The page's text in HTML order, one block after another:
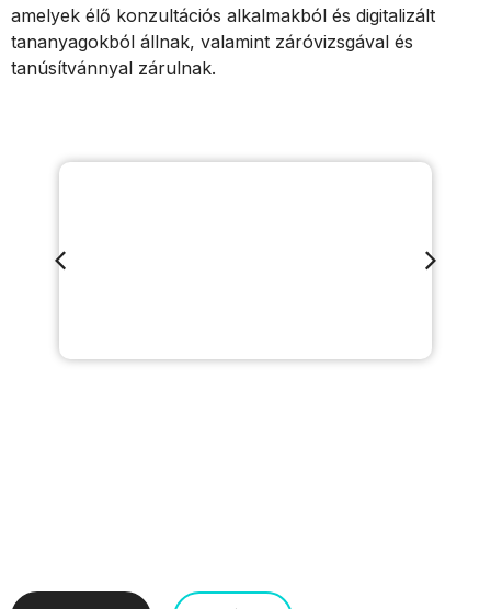
amelyek élő konzultációs alkalmakból és digitalizált
tananyagokból állnak, valamint záróvizsgával és
tanúsítvánnyal zárulnak.